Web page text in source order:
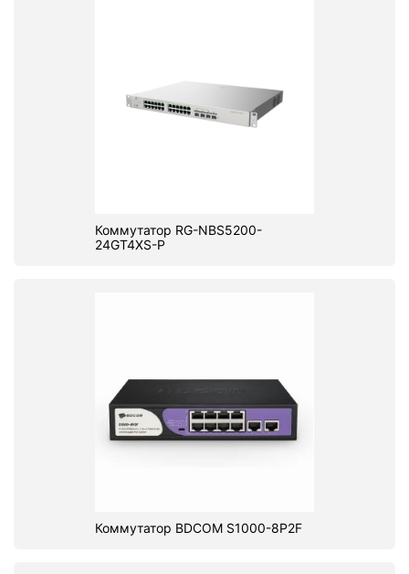
Коммутатор RG-NBS5200-
24GT4XS-P
Коммутатор BDCOM S1000-8P2F